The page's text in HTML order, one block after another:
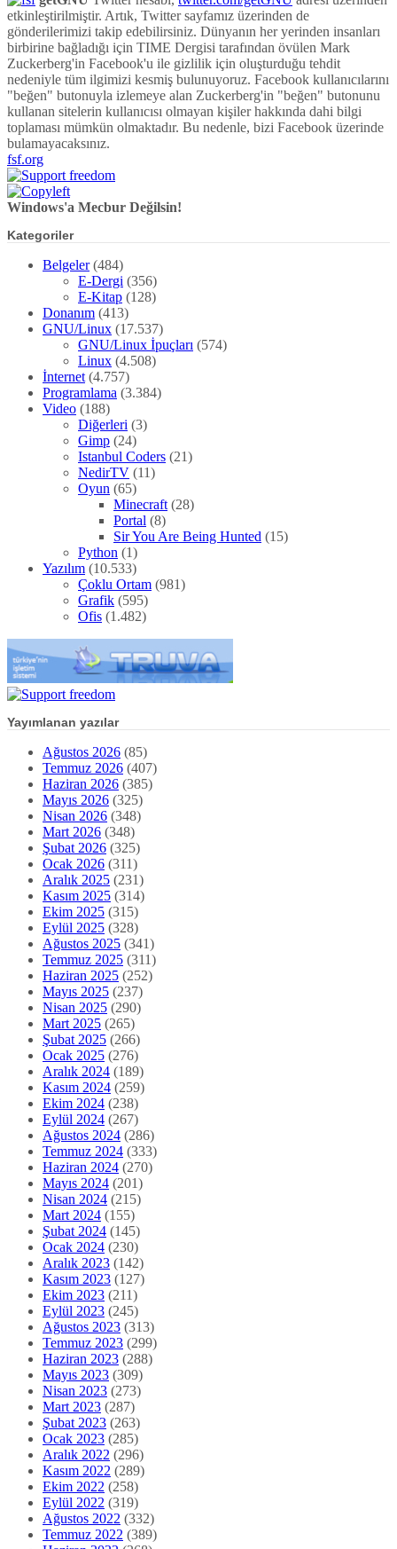
etkinleştirilmiştir. Artık, Twitter sayfamız üzerinden de
gönderilerimizi takip edebilirsiniz. Dünyanın her yerinden insanları
birbirine bağladığı için TIME Dergisi tarafından övülen Mark
Zuckerberg'in Facebook'u ile gizlilik için oluşturduğu tehdit
nedeniyle tüm ilgimizi kesmiş bulunuyoruz. Facebook kullanıcılarını
"beğen" butonuyla izlemeye alan Zuckerberg'in "beğen" butonunu
kullanan sitelerin kullanıcısı olmayan kişiler hakkında dahi bilgi
toplaması mümkün olmaktadır. Bu nedenle, bizi Facebook üzerinde
bulamayacaksınız.
fsf.org
Windows'a Mecbur Değilsin!
Kategoriler
Belgeler(484)
E-Dergi (356)
E-Kitap (128)
Donanım (413)
GNU/Linux (17.537)
GNU/Linux İpuçları (574)
Linux (4.508)
İnternet (4.757)
Programlama (3.384)
Video (188)
Diğerleri (3)
Gimp (24)
Istanbul Coders (21)
NedirTV (11)
Oyun (65)
Minecraft (28)
Portal (8)
Sir You Are Being Hunted (15)
Python (1)
Yazılım (10.533)
Çoklu Ortam (981)
Grafik (595)
Ofis (1.482)
Yayımlanan yazılar
Ağustos 2026 (85)
Temmuz 2026 (407)
Haziran 2026 (385)
Mayıs 2026 (325)
Nisan 2026 (348)
Mart 2026 (348)
Şubat 2026 (325)
Ocak 2026 (311)
Aralık 2025 (231)
Kasım 2025 (314)
Ekim 2025 (315)
Eylül 2025 (328)
Ağustos 2025 (341)
Temmuz 2025 (311)
Haziran 2025 (252)
Mayıs 2025 (237)
Nisan 2025 (290)
Mart 2025 (265)
Şubat 2025 (266)
Ocak 2025 (276)
Aralık 2024 (189)
Kasım 2024 (259)
Ekim 2024 (238)
Eylül 2024 (267)
Ağustos 2024 (286)
Temmuz 2024 (333)
Haziran 2024 (270)
Mayıs 2024 (201)
Nisan 2024 (215)
Mart 2024 (155)
Şubat 2024 (145)
Ocak 2024 (230)
Aralık 2023 (142)
Kasım 2023 (127)
Ekim 2023 (211)
Eylül 2023 (245)
Ağustos 2023 (313)
Temmuz 2023 (299)
Haziran 2023 (288)
Mayıs 2023 (309)
Nisan 2023 (273)
Mart 2023 (287)
Şubat 2023 (263)
Ocak 2023 (285)
Aralık 2022 (296)
Kasım 2022 (289)
Ekim 2022 (258)
Eylül 2022 (319)
Ağustos 2022 (332)
Temmuz 2022 (389)